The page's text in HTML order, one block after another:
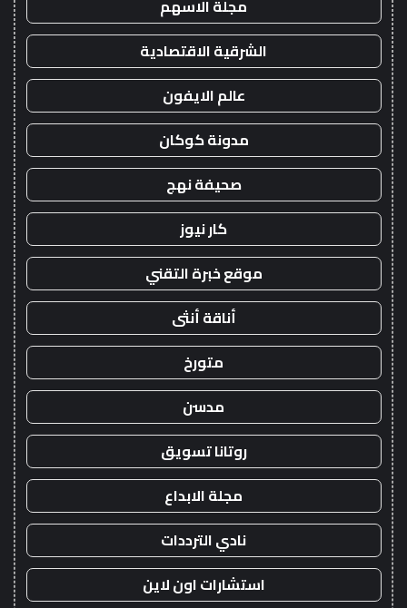
مجلة الاسهم
الشرقية الاقتصادية
عالم الايفون
مدونة كوكان
صحيفة نهج
كار نيوز
موقع خبرة التقني
أناقة أنثى
متورخ
مدسن
روتانا تسويق
مجلة الابداع
نادي الترددات
استشارات اون لاين